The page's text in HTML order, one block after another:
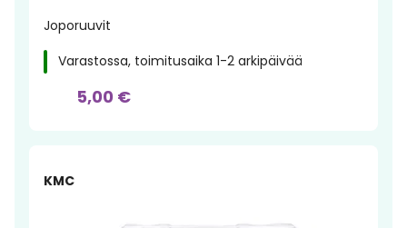
Joporuuvit
Varastossa, toimitusaika 1-2 arkipäivää
5,00 €
KMC